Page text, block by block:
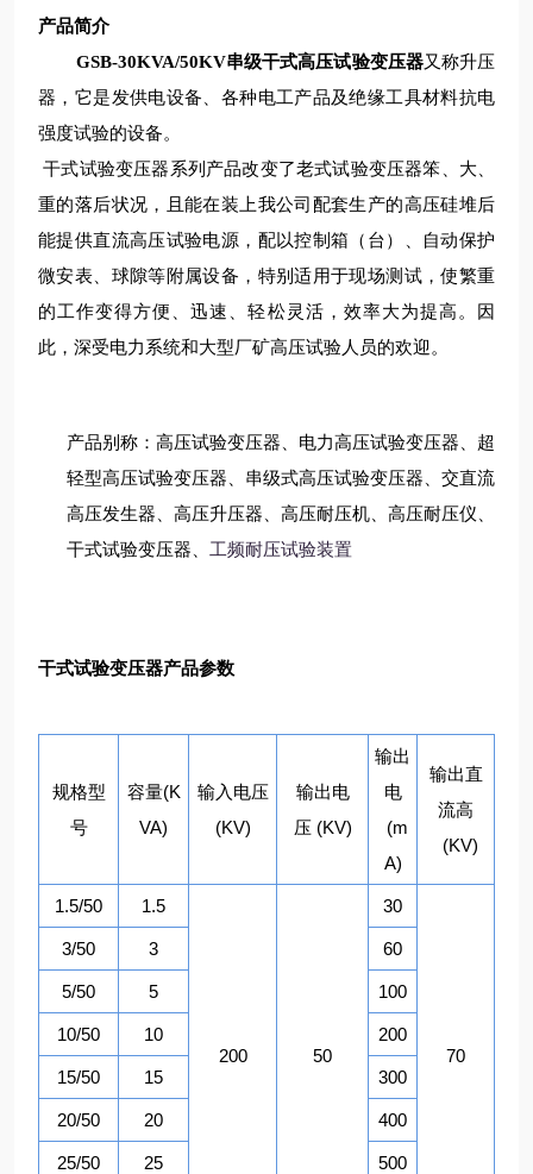
产品简介
GSB-30KVA/50KV串级干式高压试验变压器又称升压
器，它是发供电设备、各种电工产品及绝缘工具材料抗电
强度试验的设备。
干式试验变压器系列产品改变了老式试验变压器笨、大、
重的落后状况，且能在装上我公司配套生产的高压硅堆后
能提供直流高压试验电源，配以控制箱（台）、自动保护
微安表、球隙等附属设备，特别适用于现场测试，使繁重
的工作变得方便、迅速、轻松灵活，效率大为提高。因
此，深受电力系统和大型厂矿高压试验人员的欢迎。
产品别称：高压试验变压器、电力高压试验变压器、超
轻型高压试验变压器、串级式高压试验变压器、交直流
高压发生器、高压升压器、高压耐压机、高压耐压仪、
干式试验变压器、 工频耐压试验装置
干式试验变压器产品参数
规格型
号
容量(K
VA)
输入电压
(KV)
输出电
压(KV)
输出
电
(m
A)
输出直
流高
(KV)
1.5/50 1.5
200 50
30
70
3/50 3 60
5/50 5 100
10/50 10 200
15/50 15 300
20/50 20 400
25/50 25 500